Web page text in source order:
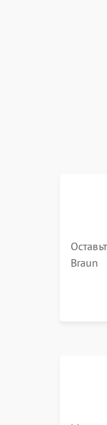
Braun